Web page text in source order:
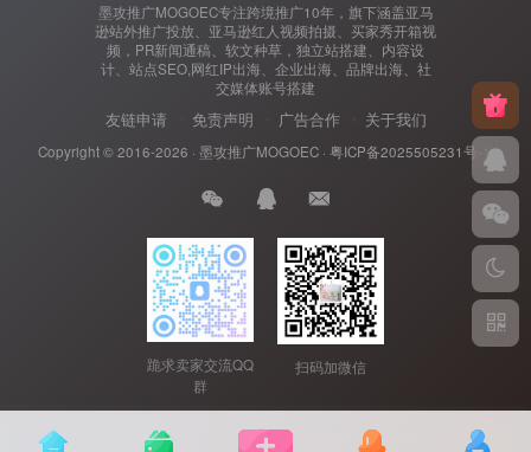
墨攻推广MOGOEC专注跨境推广10年，旗下涵盖亚马
逊站外推广投放、亚马逊红人视频拍摄、买家秀开箱视
频，PR新闻通稿、软文种草，独立站搭建、内容设
计、站点SEO,网红IP出海、企业出海、品牌出海、社
交媒体账号搭建
友链申请 免责声明 广告合作 关于我们
Copyright © 2016-2026 · 墨攻推广MOGOEC· 粤ICP备2025505231号-1.
跪求卖家交流QQ
群
扫码加微信